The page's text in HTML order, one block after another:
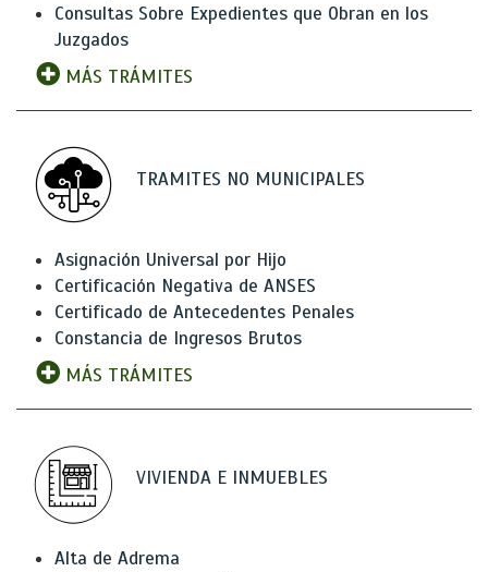
Consultas Sobre Expedientes que Obran en los
Juzgados
MÁS TRÁMITES
TRAMITES NO MUNICIPALES
Asignación Universal por Hijo
Certificación Negativa de ANSES
Certificado de Antecedentes Penales
Constancia de Ingresos Brutos
MÁS TRÁMITES
VIVIENDA E INMUEBLES
Alta de Adrema